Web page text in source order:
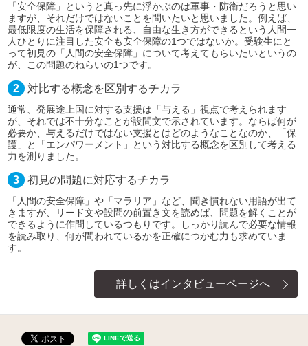
「安全保障」というと真っ先に浮かぶのは軍事・防衛だろうと思い
ますが、それだけではないことを問いたいと思いました。例えば、
最低限度の生活を保障される、自由な生き方ができるという人間一
人ひとりに注目した安全も安全保障の1つではないか。受験生にと
って初見の「人間の安全保障」について考えてもらいたいというの
が、この問題のねらいの1つです。
2 対比する概念を区別するチカラ
通常、発展途上国に対する支援は「与える」視点で考えられます
が、それでは不十分なことが設問文で示されています。ならば何が
必要か、与えるだけではない支援とはどのようなことなのか、「保
護」と「エンパワーメント」という対比する概念を区別して考える
力を測りました。
3 初見の問題に対応するチカラ
「人間の安全保障」や「マラリア」など、聞き慣れない用語が出て
きますが、リード文や設問の前置き文を読めば、問題を解くことが
できるように作問しているつもりです。しっかり読んで必要な情報
を読み取り、何が問われているかを正確につかむ力も求めていま
す。
詳しくはインタビューページへ